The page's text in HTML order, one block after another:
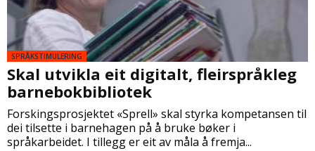
SPRÅKSTIMULERING
Skal utvikla eit digitalt, fleirspråkleg
barnebokbibliotek
Forskingsprosjektet «Sprell» skal styrka kompetansen til
dei tilsette i barnehagen på å bruke bøker i
språkarbeidet. I tillegg er eit av måla å fremja...